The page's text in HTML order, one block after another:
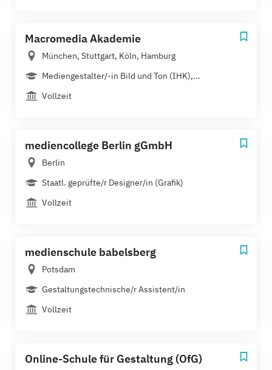
Macromedia Akademie
München, Stuttgart, Köln, Hamburg
Mediengestalter/-in Bild und Ton (IHK),...
Vollzeit
mediencollege Berlin gGmbH
Berlin
Staatl. geprüfte/r Designer/in (Grafik)
Vollzeit
medienschule babelsberg
Potsdam
Gestaltungstechnische/r Assistent/in
Vollzeit
Online-Schule für Gestaltung (OfG)